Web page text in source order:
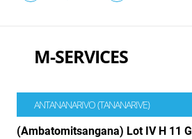
M-SERVICES
ANTANANARIVO (TANANARIVE)
(Ambatomitsangana) Lot IV H 11 G